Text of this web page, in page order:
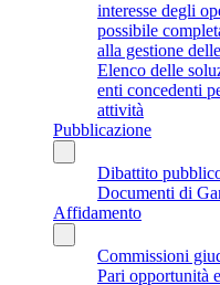
interesse degli
possibile
alla gestione
Elenco delle
enti concedenti
attività
Pubblicazione
Dibattito
Documenti di
Affidamento
Commissioni
Pari opportunità